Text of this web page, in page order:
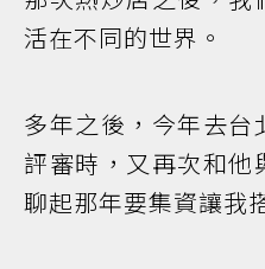
活在不同的世界。
多年之後，今年去台
評審時，又再次和他
聊起那年要集資讓我